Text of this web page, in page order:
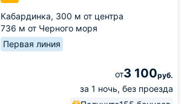
Кабардинка, 300 м от центра
736 м от Черного моря
Первая линия
от3 100руб.
за 1 ночь, без проезда